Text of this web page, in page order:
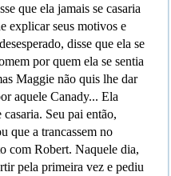
que ela jamais se casaria
explicar seus motivos e
disse que ela se
por quem ela se sentia
Maggie não quis lhe dar
aquele Canady... Ela
Seu pai então,
que a trancassem no
com Robert. Naquele dia,
pela primeira vez e pediu